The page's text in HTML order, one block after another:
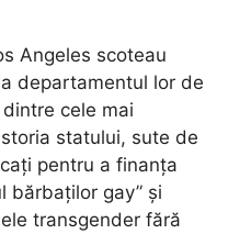
Angeles scoteau
departamentul lor de
cele mai
statului, sute de
pentru a finanța
bărbaților gay” și
transgender fără